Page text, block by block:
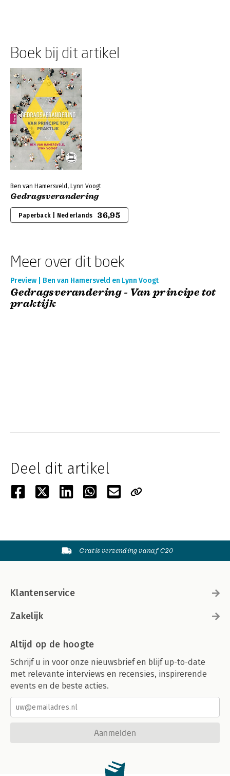
Boek bij dit artikel
Ben van Hamersveld, Lynn Voogt
Gedragsverandering
Paperback | Nederlands 36,95
Meer over dit boek
Preview | Ben van Hamersveld en Lynn Voogt
Gedragsverandering - Van principe tot
praktijk
Deel dit artikel
Gratis verzending vanaf €20
Klantenservice
Zakelijk
Altijd op de hoogte
Schrijf u in voor onze nieuwsbrief en blijf up-to-date
met relevante interviews en recensies, inspirerende
events en de beste acties.
Aanmelden